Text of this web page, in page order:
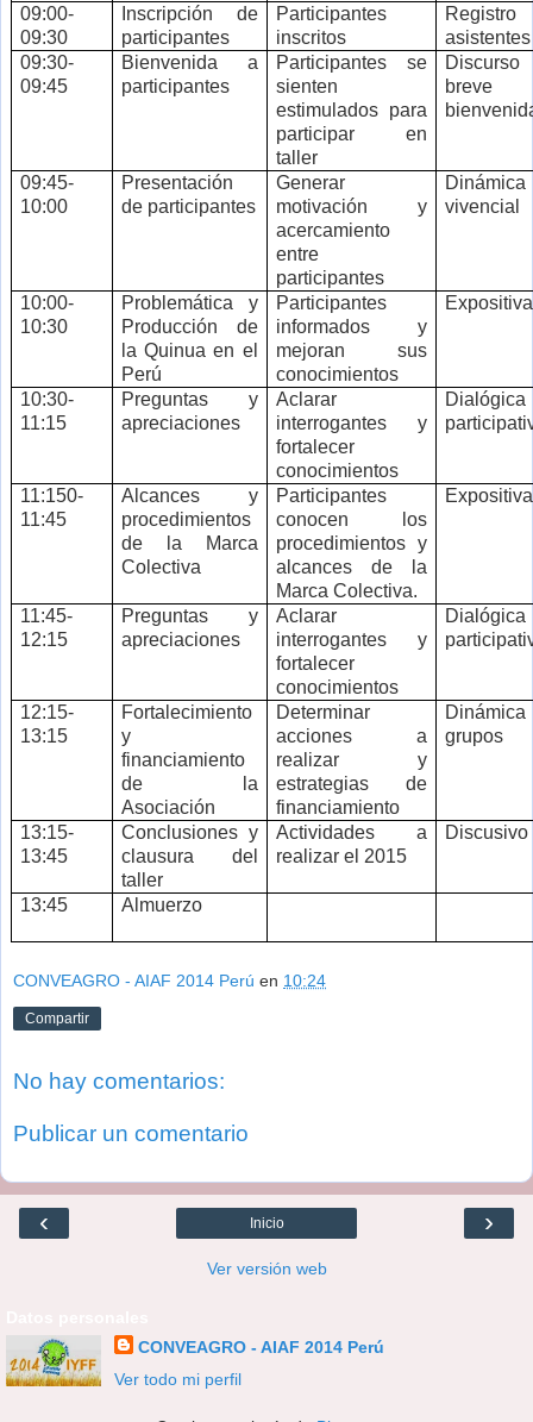
09:00-
09:30
Inscripción de
participantes
Participantes
inscritos
asistentes
09:30-
09:45
Bienvenida a
participantes
Participantes se
sienten
estimulados para
participar en
taller
Discurso
breve
09:45-
10:00
Presentación
de participantes
Generar
motivación y
acercamiento
entre
participantes
Dinámica
vivencial
10:00-
10:30
Problemática y
Producción de
la Quinua en el
Perú
Participantes
informados y
mejoran sus
conocimientos
Expositiva
10:30-
11:15
Preguntas y
apreciaciones
Aclarar
interrogantes y
fortalecer
conocimientos
11:150-
11:45
Alcances y
procedimientos
de la Marca
Colectiva
Participantes
conocen los
procedimientos y
alcances de la
Marca Colectiva.
Expositiva
11:45-
12:15
Preguntas y
apreciaciones
Aclarar
interrogantes y
fortalecer
conocimientos
12:15-
13:15
Fortalecimiento
y
financiamiento
de la
Asociación
Determinar
acciones a
realizar y
estrategias de
financiamiento
grupos
13:15-
13:45
Conclusiones y
clausura del
taller
Actividades a
realizar el 2015
Discusivo
13:45 Almuerzo
CONVEAGRO - AIAF 2014 Perú en 10:24
Compartir
No hay comentarios:
Publicar un comentario
‹ ›
Inicio
Ver versión web
CONVEAGRO - AIAF 2014 Perú
Ver todo mi perfil